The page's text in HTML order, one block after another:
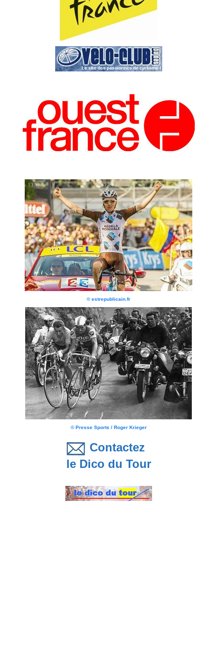
© estrepublicain.fr
© Presse Sports / Roger Krieger
Contactez
le Dico du Tour